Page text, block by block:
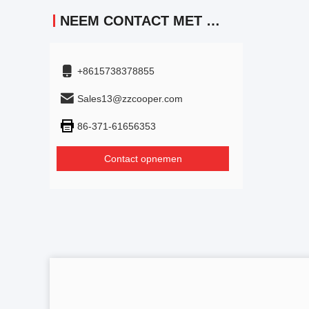
NEEM CONTACT MET ONS OP
+8615738378855
Sales13@zzcooper.com
86-371-61656353
Contact opnemen